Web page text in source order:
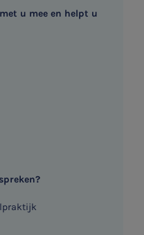
u mee en helpt u